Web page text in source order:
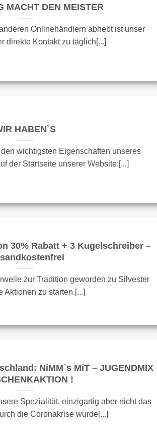
MACHT DEN MEISTER
Onlinehändlern abhebt ist unser
direkte Kontakt zu täglich[...]
HABEN`S
wichtigsten Eigenschaften unseres
der Startseite unserer Website:[...]
30% Rabatt + 3 Kugelschreiber –
zur Tradition geworden zu Silvester
Aktionen zu starten.[...]
NiMM`s MiT – JUGENDMIX
!
Spezialität, einzigartig aber nicht das
die Coronakrise wurde[...]